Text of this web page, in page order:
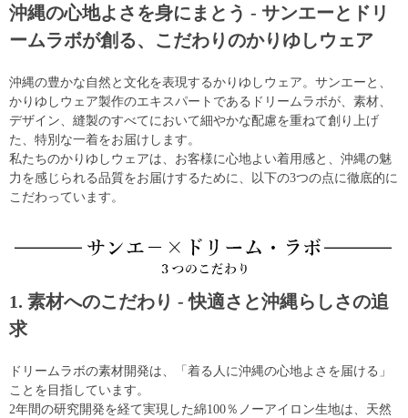
沖縄の心地よさを身にまとう - サンエーとドリ
ームラボが創る、こだわりのかりゆしウェア
沖縄の豊かな自然と文化を表現するかりゆしウェア。サンエーと、
かりゆしウェア製作のエキスパートであるドリームラボが、素材、
デザイン、縫製のすべてにおいて細やかな配慮を重ねて創り上げ
た、特別な一着をお届けします。
私たちのかりゆしウェアは、お客様に心地よい着用感と、沖縄の魅
力を感じられる品質をお届けするために、以下の3つの点に徹底的に
こだわっています。
1. 素材へのこだわり - 快適さと沖縄らしさの追
求
ドリームラボの素材開発は、「着る人に沖縄の心地よさを届ける」
ことを目指しています。
2年間の研究開発を経て実現した綿100％ノーアイロン生地は、天然